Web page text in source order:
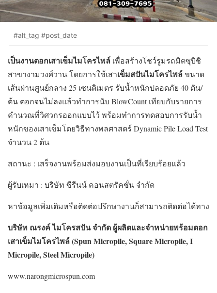
#alt_tag #post_date
เป็นงานตอกเสาเข็มไมโครไพล์ เพื่อสร้างโชว์รูมรถมิตซุบิชิ
สาขางามวงศ์วาน โดยการใช้เสาเข็มสปันไมโครไพล์ขนาด
เส้นผ่านศูนย์กลาง 25 เซนติเมตร รับน้ำหนักปลอดภัย 40 ตัน/
ต้น ตอกจนไม่ลงแล้วทำการนับ BlowCount เทียบกับรายการ
คำนวณที่วิศวกรออกแบบไว้ พร้อมทำการทดสอบการรับน้ำ
หนักของเสาเข็มโดยวิธีทางพลศาสตร์ Dynamic Pile Load Test
จำนวน 2 ต้น
สถานะ : เสร็จงานพร้อมส่งมอบงานเป็นที่เรียบร้อยแล้ว
ผู้รับเหมา : บริษัท ซีรีนน์ คอนสตรัคชั่น จำกัด
หาข้อมูลเพิ่มเติมหรือติดต่อปรึกษางานก็สามารถติดต่อได้ทาง
บริษัท ณรงค์ ไมโครสปัน จำกัด ผู้ผลิตและจำหน่ายพร้อมตอก
เสาเข็มไมโครไพล์ (Spun Micropile, Square Micropile, I
Micropile, Steel Micropile)
www.narongmicrospun.com